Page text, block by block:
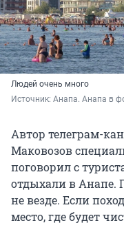
Людей очень много
Источник: Анапа. Анапа в
Автор телеграм-
Маковозов
поговорил с
отдыхали в Анапе.
не везде. Если
место, где будет